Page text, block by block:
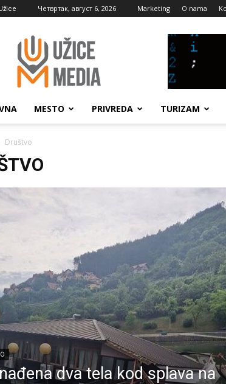
Четвртак, август 6, 2026 Marketing O nama
UžiceMedia
MESTO PRIVREDA TURIZAM
Društvo
dva tela kod splava na